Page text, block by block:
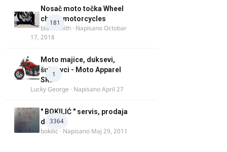
181
Nosač moto točka Wheel
chock motorcycles
blacksmith · NapisanoOctobar
17, 2018
1
Moto majice, duksevi,
šuškavci - Moto Apparel
SRB
Lucky George · NapisanoApril 27
3364
" BOKILIĆ " servis, prodaja
delova
bokilic · Napisano Maj 29, 2011